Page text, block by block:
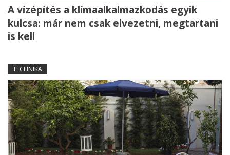
A vízépítés a klímaalkalmazkodás egyik
kulcsa: már nem csak elvezetni, megtartani
is kell
TECHNIKA